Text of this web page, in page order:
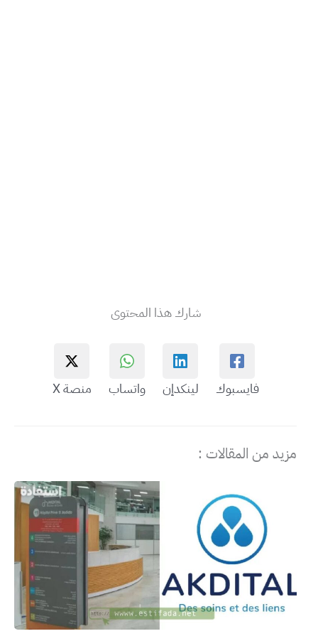
شارك هذا المحتوى
فايسبوك لينكدإن واتساب منصة X
مزيد من المقالات :